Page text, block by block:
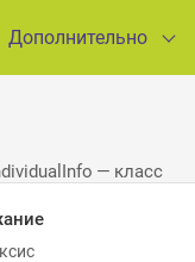
Дополнительно
— класс